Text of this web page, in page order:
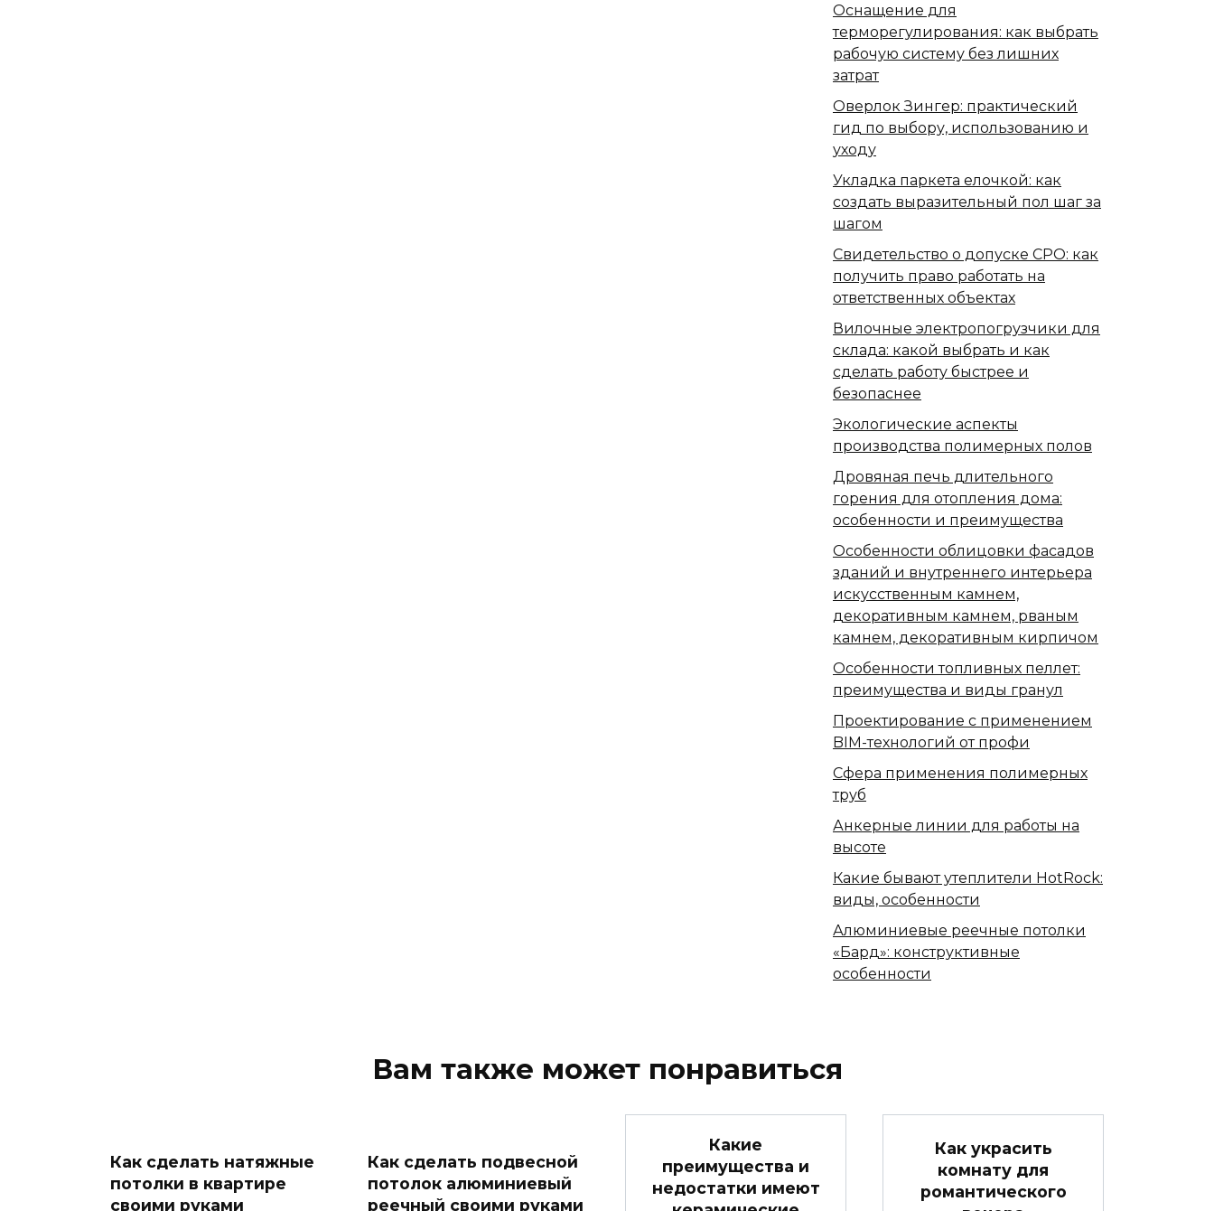
Оснащение для
терморегулирования: как выбрать
рабочую систему без лишних
затрат
Оверлок Зингер: практический
гид по выбору, использованию и
уходу
Укладка паркета елочкой: как
создать выразительный пол шаг за
шагом
Свидетельство о допуске СРО: как
получить право работать на
ответственных объектах
Вилочные электропогрузчики для
склада: какой выбрать и как
сделать работу быстрее и
безопаснее
Экологические аспекты
производства полимерных полов
Дровяная печь длительного
горения для отопления дома:
особенности и преимущества
Особенности облицовки фасадов
зданий и внутреннего интерьера
искусственным камнем,
декоративным камнем, рваным
камнем, декоративным кирпичом
Особенности топливных пеллет:
преимущества и виды гранул
Проектирование с применением
BIM-технологий от профи
Сфера применения полимерных
труб
Анкерные линии для работы на
высоте
Какие бывают утеплители HotRock:
виды, особенности
Алюминиевые реечные потолки
«Бард»: конструктивные
особенности
Вам также может понравиться
Как сделать натяжные
потолки в квартире
своими руками
Как сделать подвесной
потолок алюминиевый
реечный своими руками
Какие
преимущества и
недостатки имеют
Как украсить
комнату для
романтического